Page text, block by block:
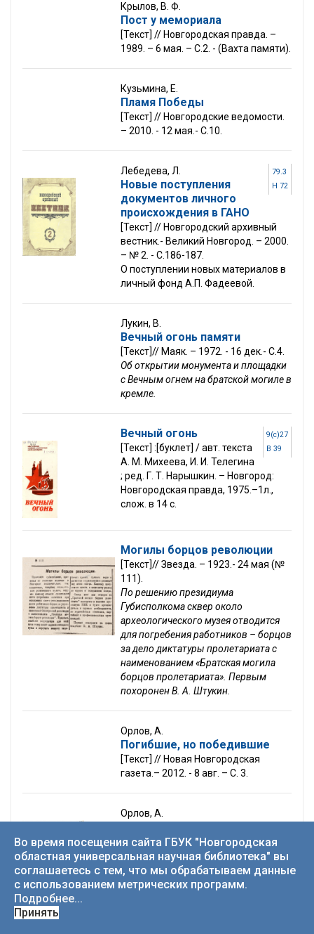
Крылов, В. Ф.
Пост у мемориала
[Текст] // Новгородская правда. –
1989. – 6 мая. – С.2. - (Вахта памяти).
Кузьмина, Е.
Пламя Победы
[Текст] // Новгородские ведомости.
– 2010. - 12 мая.- С.10.
79.3
Н 72
Лебедева, Л.
Новые поступления
документов личного
происхождения в ГАНО
[Текст] // Новгородский архивный
вестник.- Великий Новгород. – 2000.
– № 2. - С.186-187.
О поступлении новых материалов в
личный фонд А.П. Фадеевой.
Лукин, В.
Вечный огонь памяти
[Текст]// Маяк. – 1972. - 16 дек.- С.4.
Об открытии монумента и площадки
с Вечным огнем на братской могиле в
кремле.
9(с)27
В 39
Вечный огонь
[Текст] :[буклет] / авт. текста
А. М. Михеева, И. И. Телегина
; ред. Г. Т. Нарышкин. – Новгород:
Новгородская правда, 1975.–1л.,
слож. в 14 с.
Могилы борцов революции
[Текст]// Звезда. – 1923.- 24 мая (№
111).
По решению президиума
Губисполкома сквер около
археологического музея отводится
для погребения работников – борцов
за дело диктатуры пролетариата с
наименованием «Братская могила
борцов пролетариата». Первым
похоронен В. А. Штукин.
Орлов, А.
Погибшие, но победившие
[Текст] // Новая Новгородская
газета.– 2012. - 8 авг. – С. 3.
Орлов, А.
[Текст]// Новгородский комсомолец.
- 1990. – 6 мая. - С.2.
Во время посещения сайта ГБУК "Новгородская
областная универсальная научная библиотека" вы
соглашаетесь с тем, что мы обрабатываем данные
с использованием метрических программ.
Подробнее...
Принять